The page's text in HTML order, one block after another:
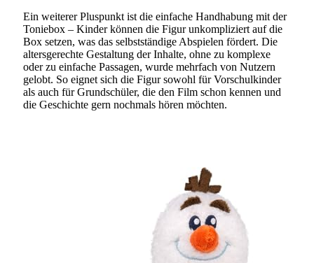
Ein weiterer Pluspunkt ist die einfache Handhabung mit der
Toniebox – Kinder können die Figur unkompliziert auf die
Box setzen, was das selbstständige Abspielen fördert. Die
altersgerechte Gestaltung der Inhalte, ohne zu komplexe
oder zu einfache Passagen, wurde mehrfach von Nutzern
gelobt. So eignet sich die Figur sowohl für Vorschulkinder
als auch für Grundschüler, die den Film schon kennen und
die Geschichte gern nochmals hören möchten.